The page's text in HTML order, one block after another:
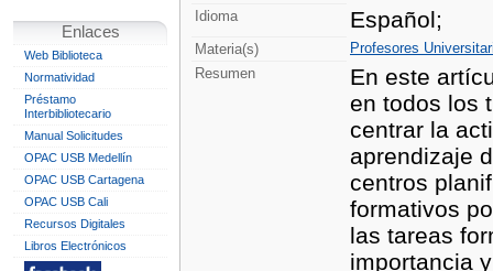
Enlaces
Web Biblioteca
Normatividad
Préstamo
Interbibliotecario
Manual Solicitudes
OPAC USB Medellín
OPAC USB Cartagena
OPAC USB Cali
Recursos Digitales
Libros Electrónicos
Idioma Español;
Materia(s)
Profesores
Resumen
En este
en todos los
centrar la
aprendizaje
centros
formativos
las tareas
importancia